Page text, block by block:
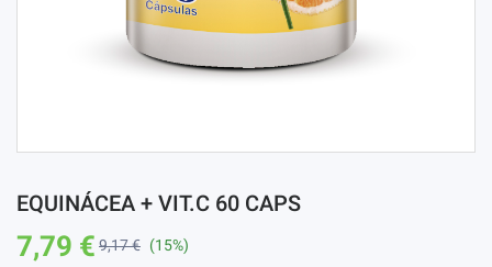
EQUINÁCEA + VIT.C 60 CAPS
7,79 € 9,17 € (15%)